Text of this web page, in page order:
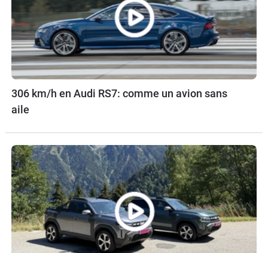
306 km/h en Audi RS7: comme un avion sans
aile